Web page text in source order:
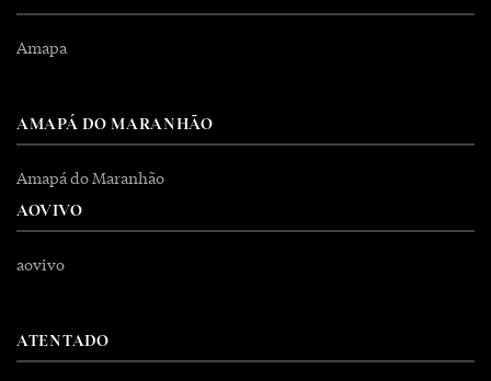
Amapa
AMAPÁ DO MARANHÃO
Amapá do Maranhão
AOVIVO
aovivo
ATENTADO